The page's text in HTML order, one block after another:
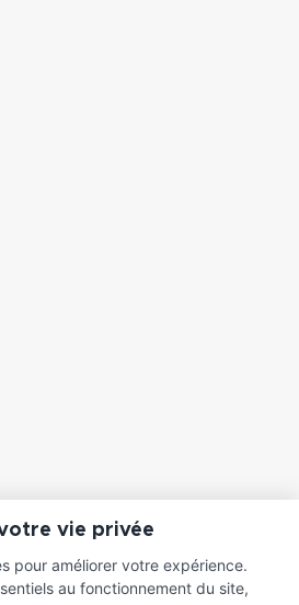
vie privée
pour améliorer votre expérience.
au fonctionnement du site,